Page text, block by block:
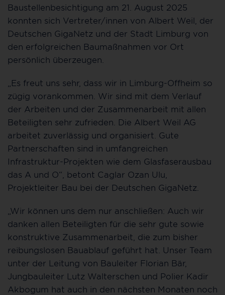
Baustellenbesichtigung am 21. August 2025
konnten sich Vertreter/innen von Albert Weil, der
Deutschen GigaNetz und der Stadt Limburg von
den erfolgreichen Baumaßnahmen vor Ort
persönlich überzeugen.
„Es freut uns sehr, dass wir in Limburg-Offheim so
zügig vorankommen. Wir sind mit dem Verlauf
der Arbeiten und der Zusammenarbeit mit allen
Beteiligten sehr zufrieden. Die Albert Weil AG
arbeitet zuverlässig und organisiert. Gute
Partnerschaften sind in umfangreichen
Infrastruktur-Projekten wie dem Glasfaserausbau
das A und O“, betont Caglar Ozan Ulu,
Projektleiter Bau bei der Deutschen GigaNetz.
„Wir können uns dem nur anschließen: Auch wir
danken allen Beteiligten für die sehr gute sowie
konstruktive Zusammenarbeit, die zum bisher
reibungslosen Bauablauf geführt hat. Unser Team
unter der Leitung von Bauleiter Florian Bär,
Jungbauleiter Lutz Walterschen und Polier Kadir
Akbogum hat auch in den nächsten Monaten noch